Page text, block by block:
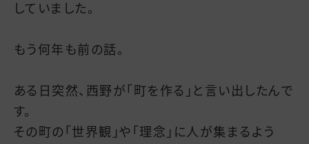
していました。
もう何年も前の話。
ある日突然、西野が「町を作る」と言い出したんで
す。
その町の「世界観」や「理念」に人が集まるよう